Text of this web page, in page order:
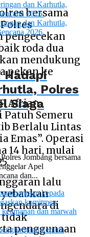
bersama
pengecekan
roda dua
mendukung
pekan ke
Afrian
Patuh Semeru
Berlalu Lintas
Emas”. Operasi
14 hari, mulai
lalu
di
tidak
penggunaan
Hadapi
Polres
Siaga
Jombang bersama
Apel
dan...